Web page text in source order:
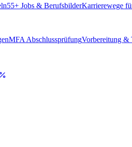
55+ Jobs & BerufsbilderKarrierewege
MFA AbschlussprüfungVorbereitung &